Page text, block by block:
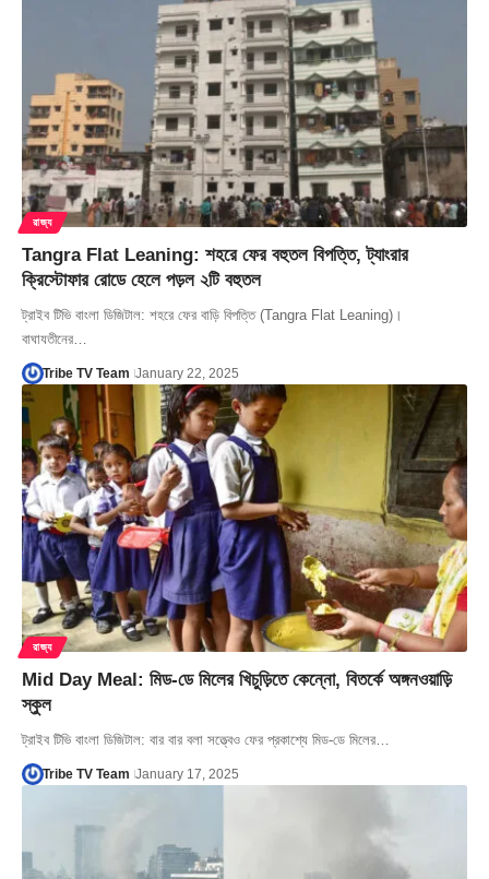
রাজ্য
Tangra Flat Leaning: শহরে ফের বহুতল বিপত্তি, ট্যাংরার
ক্রিস্টোফার রোডে হেলে পড়ল ২টি বহুতল
ট্রাইব টিভি বাংলা ডিজিটাল: শহরে ফের বাড়ি বিপত্তি (Tangra Flat Leaning)।
বাঘাযতীনের…
Tribe TV Team January 22, 2025
রাজ্য
Mid Day Meal: মিড-ডে মিলের খিচুড়িতে কেন্নো, বিতর্কে অঙ্গনওয়াড়ি
স্কুল
ট্রাইব টিভি বাংলা ডিজিটাল: বার বার বলা সত্ত্বেও ফের প্রকাশ্যে মিড-ডে মিলের…
Tribe TV Team January 17, 2025